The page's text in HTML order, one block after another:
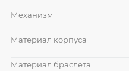
Механизм
Материал корпуса
Материал браслета